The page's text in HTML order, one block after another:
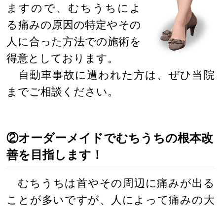
ますので、むちうちによ
る痛みの原因の特定やその
人に合った方法での施術を
得意としております。
自動車事故に遭われた方は、ぜひ当院
までご相談ください。
②オーダーメイドでむちうちの根本改
善を目指します！
むちうちは首やその周辺に痛みが出る
ことが多いですが、人によって痛みの大